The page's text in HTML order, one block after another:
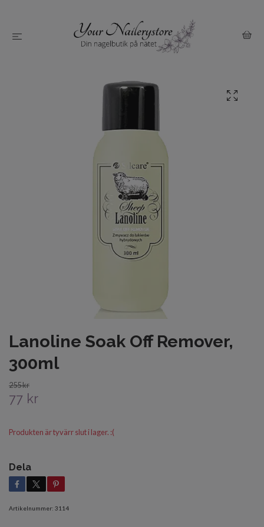
Lanoline Soak Off Remover,
300ml
255 kr
77 kr
Produkten är tyvärr slut i lager. :(
Dela
Artikelnummer: 3114